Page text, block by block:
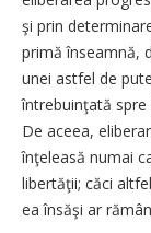
şi prin
primă înseamnă,
unei astfel de
întrebuinţată spre
De aceea,
înţeleasă numai
libertăţii; căci
ea însăşi ar